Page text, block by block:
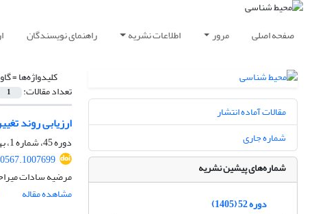
صفحه اصلی مرور اطلاعات نشریه راهنمای نویسندگان
کلیدواژه‌ها =
تعداد مقالات: 1
ارزیابی روند
دوره 45، شماره 1، بهار 1398، صفحه
مرضیه سادات
مشاهده مقاله
مقالات آماده انتشار
شماره جاری
شماره‌های پیشین نشریه
دوره 52 (1405)